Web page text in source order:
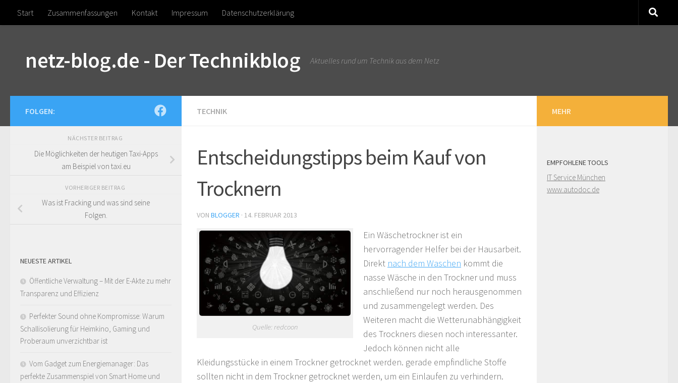
Zum Inhalt springen
Start Zusammenfassungen Kontakt Impressum Datenschutzerklärung
netz-blog.de - Der Technikblog Aktuelles rund um Technik aus dem Netz
TECHNIK
Entscheidungstipps beim Kauf von
Trocknern
VON BLOGGER · 14. FEBRUAR 2013
Quelle: redcoon
Ein Wäschetrockner ist ein
hervorragender Helfer bei der Hausarbeit.
Direkt nach dem Waschen kommt die
nasse Wäsche in den Trockner und muss
anschließend nur noch herausgenommen
und zusammengelegt werden. Des
Weiteren macht die Wetterunabhängigkeit
des Trockners diesen noch interessanter.
Jedoch können nicht alle
Kleidungsstücke in einem Trockner getrocknet werden. gerade empfindliche Stoffe
sollten nicht in dem Trockner getrocknet werden, um ein Einlaufen zu verhindern.
FOLGEN:
NÄCHSTER BEITRAG
Die Möglichkeiten der heutigen Taxi-Apps
am Beispiel von taxi.eu
VORHERIGER BEITRAG
Was ist Fracking und was sind seine
Folgen.
NEUESTE ARTIKEL
Öffentliche Verwaltung – Mit der E-Akte zu mehr
Transparenz und Effizienz
Perfekter Sound ohne Kompromisse: Warum
Schallisolierung für Heimkino, Gaming und
Proberaum unverzichtbar ist
Vom Gadget zum Energiemanager: Das
perfekte Zusammenspiel von Smart Home und
MEHR
EMPFOHLENE TOOLS
IT Service München
www.autodoc.de